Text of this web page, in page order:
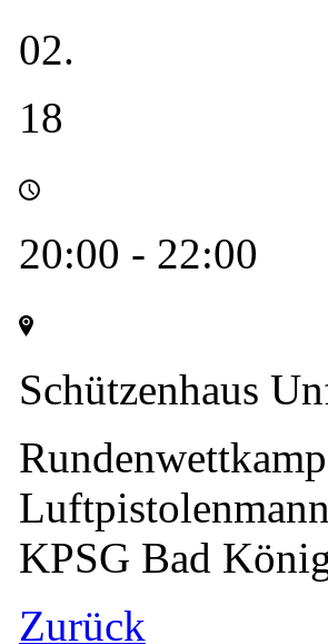
02.
18
20:00 - 22:00
Schützenhaus
KPSG Bad
Zurück